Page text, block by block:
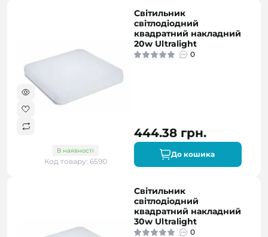
В наявності
Код товару: 6590
Світильник
світлодіодний
квадратний накладний
20w Ultralight
0
444.38 грн.
До кошика
Світильник
світлодіодний
квадратний накладний
30w Ultralight
0